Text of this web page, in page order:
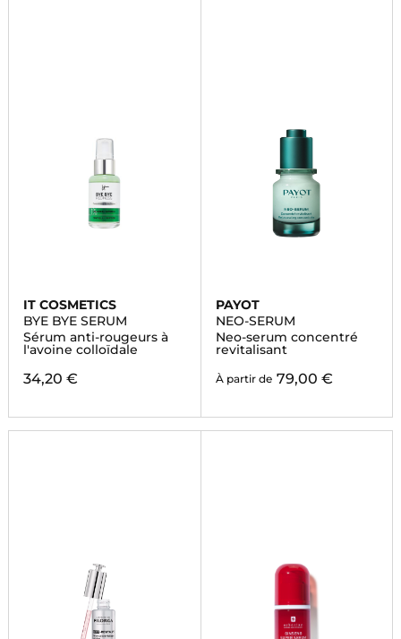
IT COSMETICS
BYE BYE SERUM
Sérum anti-rougeurs à
l'avoine colloïdale
34,20 €
PAYOT
NEO-SERUM
Neo-serum concentré
revitalisant
À partir de 79,00 €